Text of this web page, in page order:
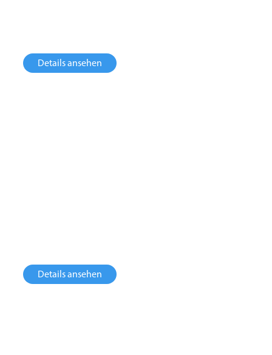
Details ansehen
Details ansehen